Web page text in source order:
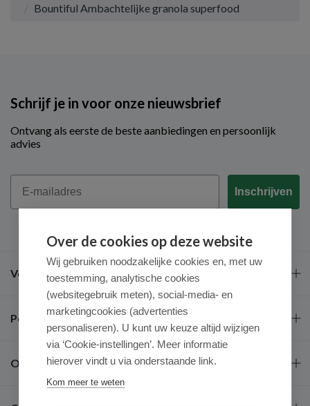
Bountiful Ambachtelijke granola superfood
Schrijf je in voor onze nieuwsbrief
Ontvang als eerste de beste aanbiedingen en persoonlijk
advies
Email
Inschrijven
Veel gestelde vragen
Populaire merken
Over ons
Over de cookies op deze website
Wij gebruiken noodzakelijke cookies en, met uw
toestemming, analytische cookies
(websitegebruik meten), social-media- en
marketingcookies (advertenties
personaliseren). U kunt uw keuze altijd wijzigen
via ‘Cookie-instellingen’. Meer informatie
hierover vindt u via onderstaande link.
Kom meer te weten